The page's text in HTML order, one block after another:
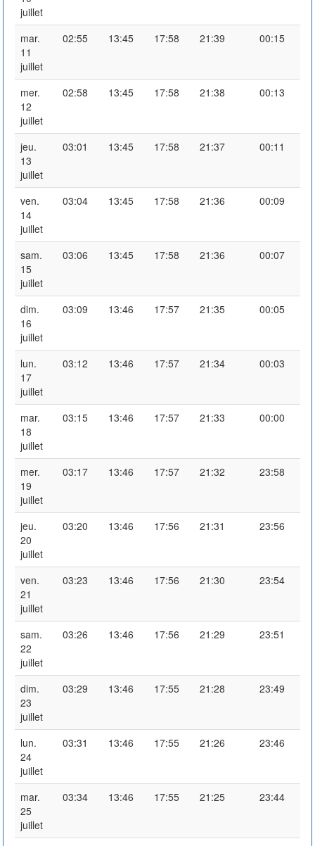
juillet
mar.
11
juillet
02:55 13:45 17:58 21:39 00:15
mer.
12
juillet
02:58 13:45 17:58 21:38 00:13
jeu.
13
juillet
03:01 13:45 17:58 21:37 00:11
ven.
14
juillet
03:04 13:45 17:58 21:36 00:09
sam.
15
juillet
03:06 13:45 17:58 21:36 00:07
dim.
16
juillet
03:09 13:46 17:57 21:35 00:05
lun.
17
juillet
03:12 13:46 17:57 21:34 00:03
mar.
18
juillet
03:15 13:46 17:57 21:33 00:00
mer.
19
juillet
03:17 13:46 17:57 21:32 23:58
jeu.
20
juillet
03:20 13:46 17:56 21:31 23:56
ven.
21
juillet
03:23 13:46 17:56 21:30 23:54
sam.
22
juillet
03:26 13:46 17:56 21:29 23:51
dim.
23
juillet
03:29 13:46 17:55 21:28 23:49
lun.
24
juillet
03:31 13:46 17:55 21:26 23:46
mar.
25
juillet
03:34 13:46 17:55 21:25 23:44